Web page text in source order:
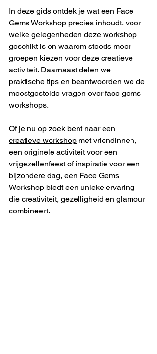
In deze gids ontdek je wat een Face
Gems Workshop precies inhoudt, voor
welke gelegenheden deze workshop
geschikt is en waarom steeds meer
groepen kiezen voor deze creatieve
activiteit. Daarnaast delen we
praktische tips en beantwoorden we de
meestgestelde vragen over face gems
workshops.
Of je nu op zoek bent naar een
creatieve workshop met vriendinnen,
een originele activiteit voor een
vrijgezellenfeest of inspiratie voor een
bijzondere dag, een Face Gems
Workshop biedt een unieke ervaring
die creativiteit, gezelligheid en glamour
combineert.